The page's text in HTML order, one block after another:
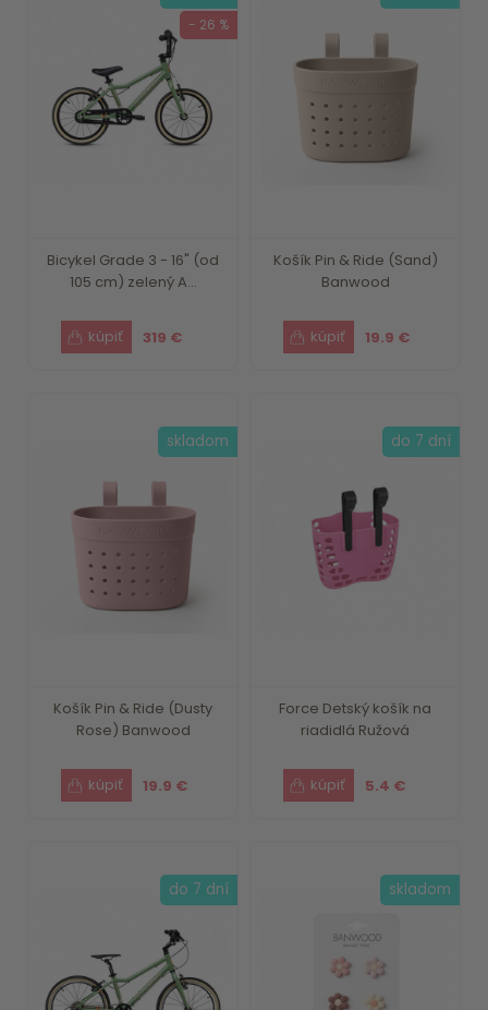
Bicykel Grade 3 - 16" (od
105 cm) zelený A...
319 €
- 26 %
Košík Pin & Ride (Sand)
Banwood
19.9 €
Košík Pin & Ride (Dusty
Rose) Banwood
19.9 €
skladom
Force Detský košík na
riadidlá Ružová
5.4 €
do 7 dní
do 7 dní skladom